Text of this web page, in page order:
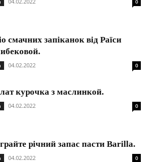
0
смачних запіканок від Раїси
04.02.2022 0
курочка з маслинкой.
04.02.2022 0
річний запас пасти Barilla.
04.02.2022 0